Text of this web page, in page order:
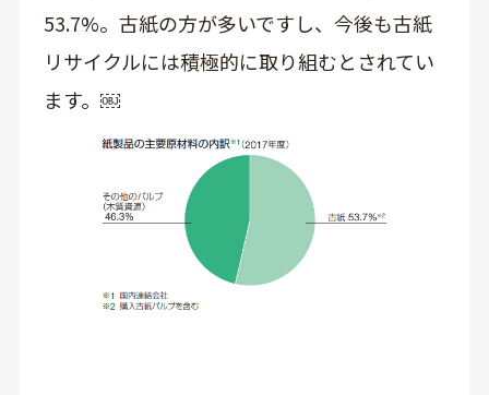
53.7%。古紙の方が多いですし、今後も古紙
リサイクルには積極的に取り組むとされてい
ます。￼